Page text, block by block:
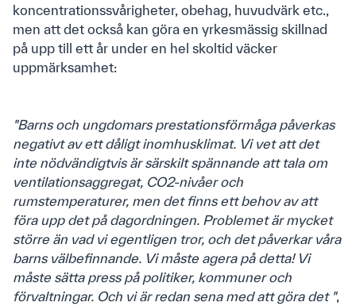
koncentrationssvårigheter, obehag, huvudvärk etc.,
men att det också kan göra en yrkesmässig skillnad
på upp till ett år under en hel skoltid väcker
uppmärksamhet:
"Barns och ungdomars prestationsförmåga påverkas
negativt av ett dåligt inomhusklimat. Vi vet att det
inte nödvändigtvis är särskilt spännande att tala om
ventilationsaggregat, CO2-nivåer och
rumstemperaturer, men det finns ett behov av att
föra upp det på dagordningen. Problemet är mycket
större än vad vi egentligen tror, och det påverkar våra
barns välbefinnande. Vi måste agera på detta! Vi
måste sätta press på politiker, kommuner och
förvaltningar. Och vi är redan sena med att göra det ",